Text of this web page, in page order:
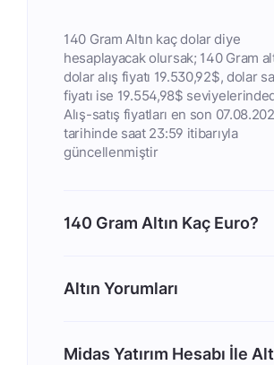
140 Gram Altın kaç dolar diye
hesaplayacak olursak; 140 Gram
dolar alış fiyatı 19.530,92$, dolar
fiyatı ise 19.554,98$
Alış-satış fiyatları en son
tarihinde saat 23:59 itibarıyla
güncellenmiştir
140 Gram Altın Kaç Euro?
Altın Yorumları
Midas Yatırım Hesabı İle